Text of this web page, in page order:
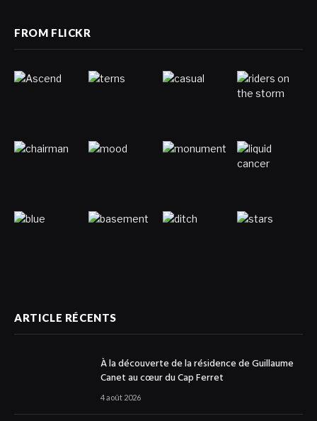
FROM FLICKR
ARTICLE RÉCENTS
À la découverte de la résidence de Guillaume
Canet au cœur du Cap Ferret
4 août 2026